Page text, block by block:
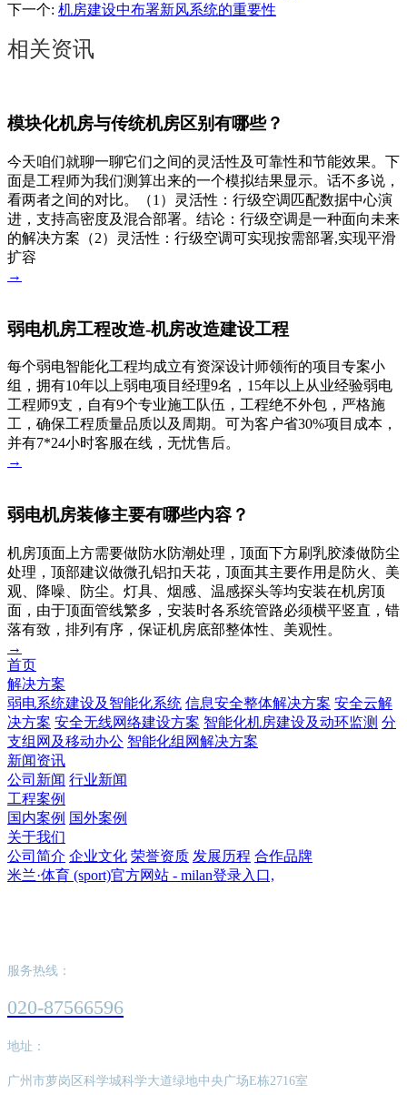
下一个: 机房建设中布署新风系统的重要性
相关资讯
模块化机房与传统机房区别有哪些？
今天咱们就聊一聊它们之间的灵活性及可靠性和节能效果。下
面是工程师为我们测算出来的一个模拟结果显示。话不多说，
看两者之间的对比。（1）灵活性：行级空调匹配数据中心演
进，支持高密度及混合部署。结论：行级空调是一种面向未来
的解决方案（2）灵活性：行级空调可实现按需部署,实现平滑
扩容
→
弱电机房工程改造-机房改造建设工程
每个弱电智能化工程均成立有资深设计师领衔的项目专案小
组，拥有10年以上弱电项目经理9名，15年以上从业经验弱电
工程师9支，自有9个专业施工队伍，工程绝不外包，严格施
工，确保工程质量品质以及周期。可为客户省30%项目成本，
并有7*24小时客服在线，无忧售后。
→
弱电机房装修主要有哪些内容？
机房顶面上方需要做防水防潮处理，顶面下方刷乳胶漆做防尘
处理，顶部建议做微孔铝扣天花，顶面其主要作用是防火、美
观、降噪、防尘。灯具、烟感、温感探头等均安装在机房顶
面，由于顶面管线繁多，安装时各系统管路必须横平竖直，错
落有致，排列有序，保证机房底部整体性、美观性。
→
首页
解决方案
弱电系统建设及智能化系统 信息安全整体解决方案 安全云解
决方案 安全无线网络建设方案 智能化机房建设及动环监测 分
支组网及移动办公 智能化组网解决方案
新闻资讯
公司新闻 行业新闻
工程案例
国内案例 国外案例
关于我们
公司简介 企业文化 荣誉资质 发展历程 合作品牌
米兰·体育 (sport)官方网站 - milan登录入口,
服务热线：
020-87566596
地址：
广州市萝岗区科学城科学大道绿地中央广场E栋2716室